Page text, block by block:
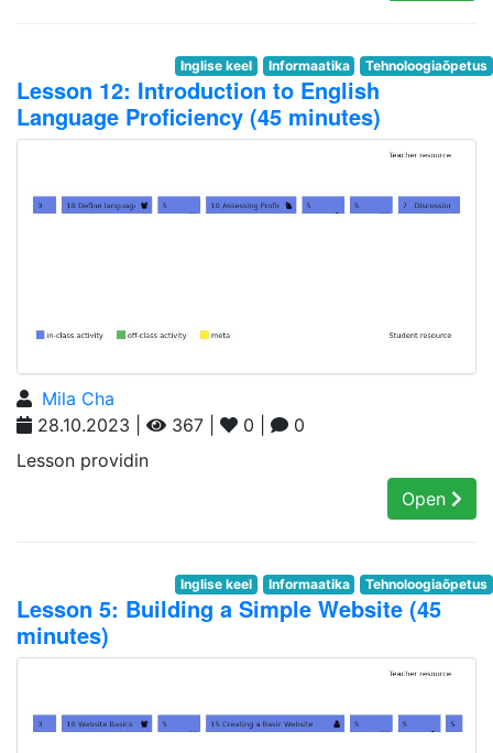
Inglise keel Informaatika Tehnoloogiaõpetus
Lesson 12: Introduction to English
Language Proficiency (45 minutes)
Mila Cha
28.10.2023 |
367 | 0 |
0
Lesson providin
Open
Inglise keel Informaatika Tehnoloogiaõpetus
Lesson 5: Building a Simple Website (45
minutes)